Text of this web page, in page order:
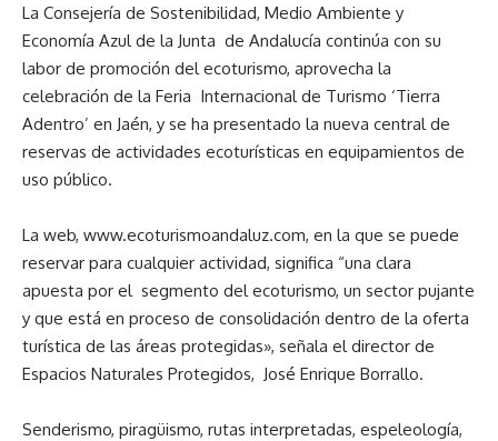
La Consejería de Sostenibilidad, Medio Ambiente y
Economía Azul de la Junta de Andalucía continúa con su
labor de promoción del ecoturismo, aprovecha la
celebración de la Feria Internacional de Turismo ‘Tierra
Adentro’ en Jaén, y se ha presentado la nueva central de
reservas de actividades ecoturísticas en equipamientos de
uso público.
La web, www.ecoturismoandaluz.com, en la que se puede
reservar para cualquier actividad, significa “una clara
apuesta por el segmento del ecoturismo, un sector pujante
y que está en proceso de consolidación dentro de la oferta
turística de las áreas protegidas», señala el director de
Espacios Naturales Protegidos, José Enrique Borrallo.
Senderismo, piragüismo, rutas interpretadas, espeleología,